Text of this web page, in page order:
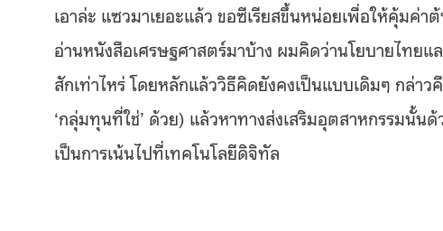
เอาล่ะ แซวมาเยอะแล้ว ขอซีเรียสขึ้นหน่อยเพื่อให้คุ้มค่
อ่านหนังสือเศรษฐศาสตร์มาบ้าง ผมคิดว่านโยบายไทย
สักเท่าไหร่ โดยหลักแล้ววิธีคิดยังคงเป็นแบบเดิมๆ กล่าว
‘กลุ่มทุนที่ใช่’ ด้วย) แล้วหาทางส่งเสริมอุตสาหกรรมนั้
เป็นการเน้นไปที่เทคโนโลยีดิจิทัล